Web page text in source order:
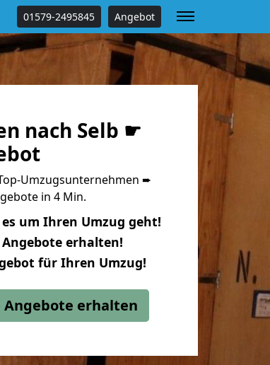
01579-2495845 Angebot
nach Selb ☛
Umzugsunternehmen ➨
in 4 Min.
um Ihren Umzug geht!
erhalten!
für Ihren Umzug!
erhalten